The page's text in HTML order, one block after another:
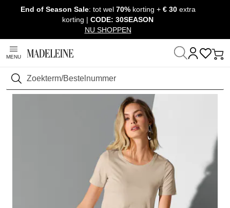
Navigatie overslaan, direct naar content
End of Season Sale: tot wel70% korting +€ 30 extra
korting | CODE: 30SEASON
NU SHOPPEN
MENU
Zoeken
Thuis Kleding Shirts & Tops